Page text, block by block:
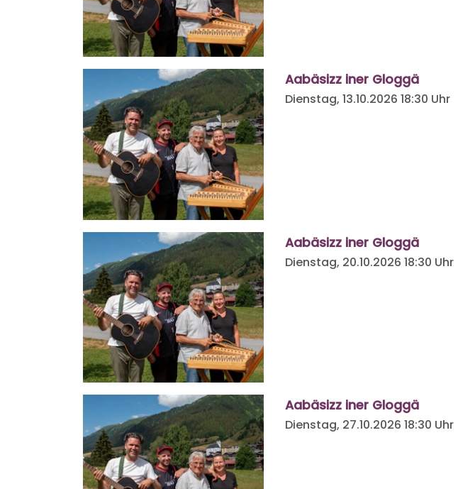
Aabäsizz iner Gloggä
Dienstag, 13.10.2026 18:30 Uhr
Aabäsizz iner Gloggä
Dienstag, 20.10.2026 18:30 Uhr
Aabäsizz iner Gloggä
Dienstag, 27.10.2026 18:30 Uhr